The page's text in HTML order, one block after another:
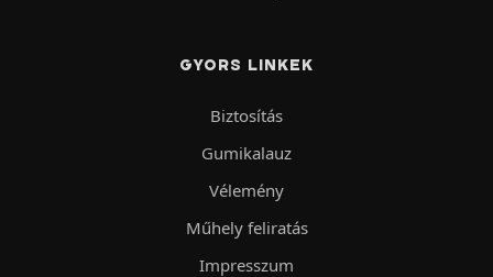
GYORS LINKEK
Biztosítás
Gumikalauz
Vélemény
Műhely feliratás
Impresszum